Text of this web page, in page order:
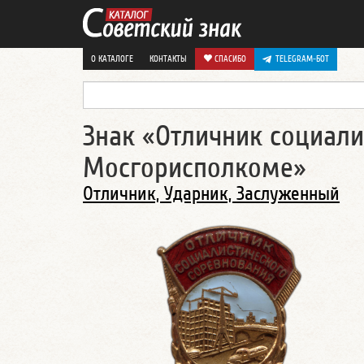
О КАТАЛОГЕ КОНТАКТЫ СПАСИБО TELEGRAM-БОТ
Знак «Отличник
Мосгорисполкоме»
Отличник, Ударник, Заслуженный